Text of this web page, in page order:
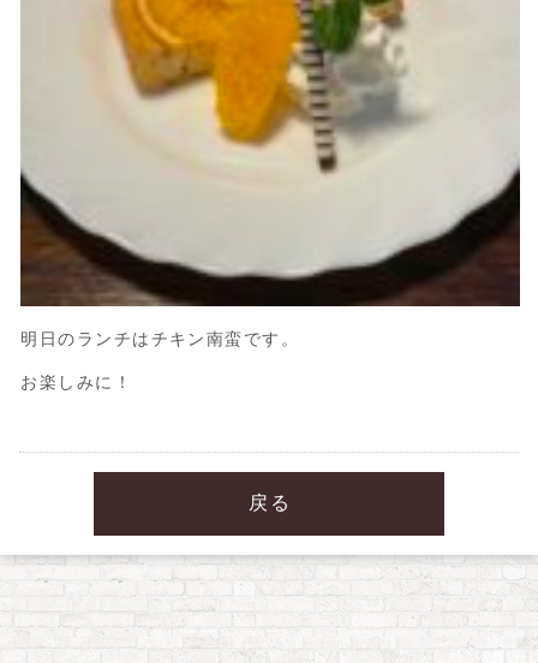
明日のランチはチキン南蛮です。
お楽しみに！
戻る